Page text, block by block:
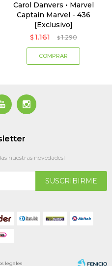
Carol Danvers • Marvel
Captain Marvel - 436
[Exclusivo]
$ 1.161 $ 1.290

nuestras novedades!
SUSCRIBIRME
legales